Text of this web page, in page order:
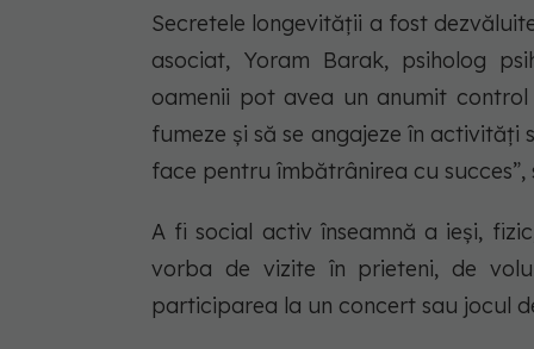
Secretele longevității a fost
asociat, Yoram Barak, psiholog
oamenii pot avea un anumit
fumeze și să se angajeze în
face pentru îmbătrânirea cu succes”,
A fi social activ înseamnă a ieși,
vorba de vizite în prieteni, de
participarea la un concert sau jocul